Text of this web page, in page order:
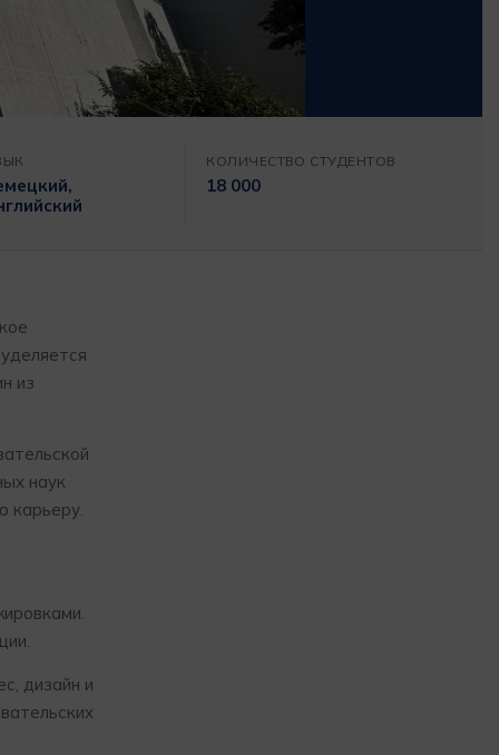
КОЛИЧЕСТВО СТУДЕНТОВ
18 000
из
наук
карьеру.
дизайн и